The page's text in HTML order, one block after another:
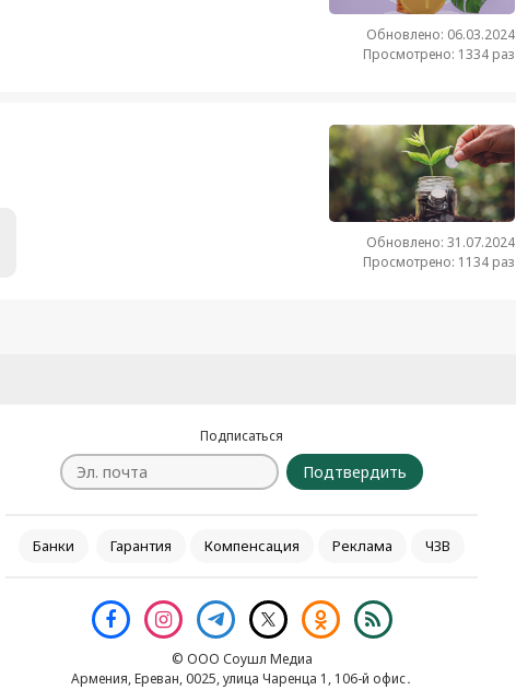
Обновлено: 06.03.2024
Просмотрено: 1334 раз
Обновлено: 31.07.2024
Просмотрено: 1134 раз
Подписаться
Подтвердить
Банки Гарантия Компенсация Реклама ЧЗВ
© ООО Соушл Медиа
Армения, Ереван, 0025, улица Чаренца 1, 106-й офис․